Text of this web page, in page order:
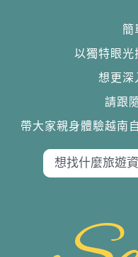
簡
以獨特眼光
想更深
請跟
帶大家親身體驗越南